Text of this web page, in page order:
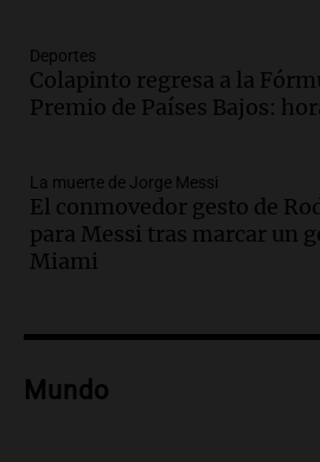
Audio.
Orellana Lucca
de folclore en
Tarde y Media
Audio.Trágico
un muerto y varios
vehículos desde un
Audio.Tragedia en
un puente
Deportes
Colapinto regresa a la
Premio de Países Bajos:
La muerte de Jorge Messi
El conmovedor gesto de
para Messi tras marcar un
Miami
Mundo